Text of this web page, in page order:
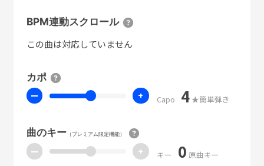
BPM連動スクロール
この曲は対応していません
カポ
ー + Capo 4 ★簡単弾き
曲のキー（プレミアム限定機能）
ー + キー 0 原曲キー